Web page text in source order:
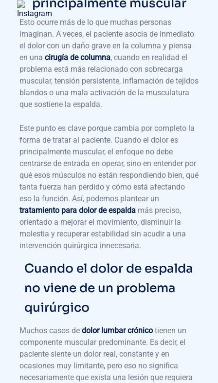
principalmente muscular
Esto ocurre más de lo que muchas personas
imaginan. A veces, el paciente asocia de inmediato
el dolor con un daño grave en la columna y piensa
en una cirugía de columna, cuando en realidad el
problema está más relacionado con sobrecarga
muscular, tensión persistente, inflamación de tejidos
blandos o una mala activación de la musculatura
que sostiene la espalda.
Este punto es clave porque cambia por completo la
forma de tratar al paciente. Cuando el dolor es
principalmente muscular, el enfoque no debe
centrarse de entrada en operar, sino en entender por
qué esos músculos no están respondiendo bien, qué
tanta fuerza han perdido y cómo está afectando
eso la función. Así, podemos plantear un
tratamiento para dolor de espalda más preciso,
orientado a mejorar el movimiento, disminuir la
molestia y recuperar estabilidad sin acudir a una
intervención quirúrgica innecesaria.
Cuando el dolor de espalda
no viene de un problema
quirúrgico
Muchos casos de dolor lumbar crónico tienen un
componente muscular predominante. Es decir, el
paciente siente un dolor real, constante y en
ocasiones muy limitante, pero eso no significa
necesariamente que exista una lesión que requiera